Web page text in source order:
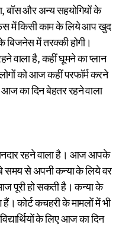
बॉस और अन्य सहयोगियों के
में किसी काम के लिये आप खुद
में तरक्की होगी।
वाला है, कहीं घूमने का प्लान
को आज कहीं परफॉर्म करने
आज का दिन बेहतर रहने वाला
रहने वाला है। आज आपके
से अपनी कन्या के लिये वर
पूरी हो सकती है। कन्या के
कोर्ट कचहरी के मामलों में भी
के लिए आज का दिन